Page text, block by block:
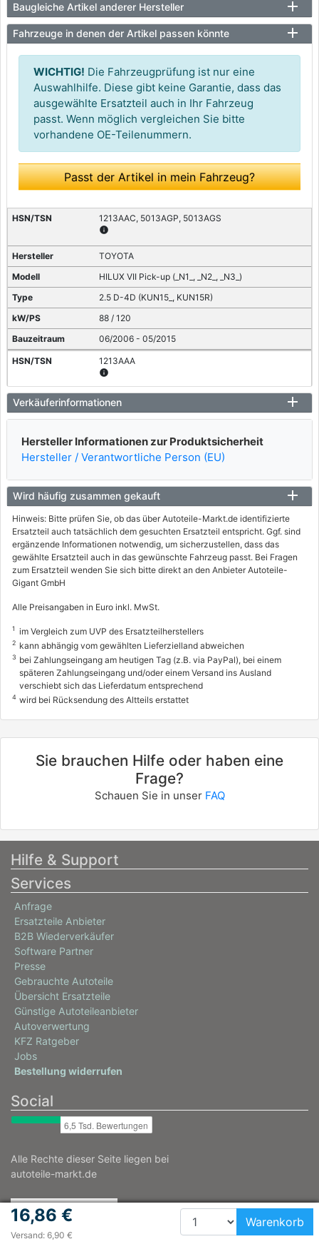
Baugleiche Artikel anderer Hersteller
Fahrzeuge in denen der Artikel passen könnte
WICHTIG! Die Fahrzeugprüfung ist nur eine
Auswahlhilfe. Diese gibt keine Garantie, dass das
ausgewählte Ersatzteil auch in Ihr Fahrzeug
passt. Wenn möglich vergleichen Sie bitte
vorhandene OE-Teilenummern.
Passt der Artikel in mein Fahrzeug?
1213AAC, 5013AGP, 5013AGS
info
TOYOTA
HILUX VII Pick-up (_N1_, _N2_, _N3_)
2.5 D-4D (KUN15_, KUN15R)
88 / 120
06/2006 - 05/2015
1213AAA
info
TOYOTA
HILUX VII Pick-up (_N1_, _N2_, _N3_)
2.5 D-4D (KUN15, KUN10)
75 / 102
03/2005 - 05/2015
1213AAF, 1214AAD, 5013AGQ
5013AGT, 5013AHH, 5013AHI
5013AIU, 5013AIZ, 5013AJF
info
TOYOTA
2.5 D-4D 4WD (KUN25)
106 / 144
12/2007 - 05/2015
Verkäuferinformationen
Hersteller Informationen zur Produktsicherheit
Hersteller / Verantwortliche Person (EU)
Wird häufig zusammen gekauft
Hinweis: Bitte prüfen Sie, ob das über Autoteile-Markt.de identifizierte
Ersatzteil auch tatsächlich dem gesuchten Ersatzteil entspricht. Ggf. sind
ergänzende Informationen notwendig, um sicherzustellen, dass das
gewählte Ersatzteil auch in das gewünschte Fahrzeug passt. Bei Fragen
zum Ersatzteil wenden Sie sich bitte direkt an den Anbieter Autoteile-
Gigant GmbH
Alle Preisangaben in Euro inkl. MwSt.
1 im Vergleich zum UVP des Ersatzteilherstellers
2 kann abhängig vom gewählten Lieferzielland abweichen
3 bei Zahlungseingang am heutigen Tag (z.B. via PayPal), bei einem
späteren Zahlungseingang und/oder einem Versand ins Ausland
verschiebt sich das Lieferdatum entsprechend
4 wird bei Rücksendung des Altteils erstattet
16,86 €
Versand: 6,90 €
Warenkorb
Sie brauchen Hilfe oder haben eine
Frage?
Schauen Sie in unser FAQ
Hilfe & Support
Services
Anfrage
Ersatzteile Anbieter
B2B Wiederverkäufer
Software Partner
Presse
Gebrauchte Autoteile
Übersicht Ersatzteile
Günstige Autoteileanbieter
Autoverwertung
KFZ Ratgeber
Jobs
Bestellung widerrufen
Social
Alle Rechte dieser Seite liegen bei
autoteile-markt.de